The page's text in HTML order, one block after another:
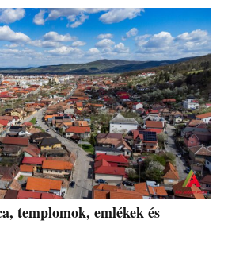
templomok, emlékek és